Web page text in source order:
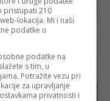
pristupati 210
lokacija. Mi i naši
podatke o
podatke na
s tim, u
Potražite vezu pri
za upravljanje
privatnosti i